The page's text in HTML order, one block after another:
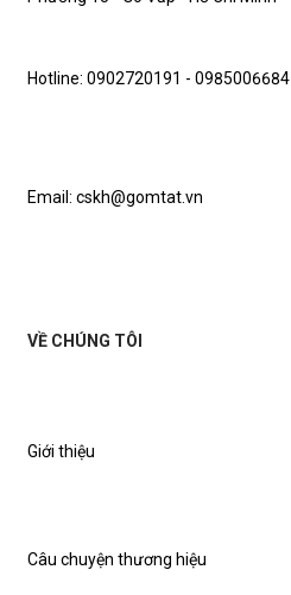
Hotline: 0902720191 - 0985006684
Email: cskh@gomtat.vn
VỀ CHÚNG TÔI
Giới thiệu
Câu chuyện thương hiệu